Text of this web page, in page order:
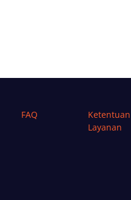
FAQ
Ketentuan
Layanan